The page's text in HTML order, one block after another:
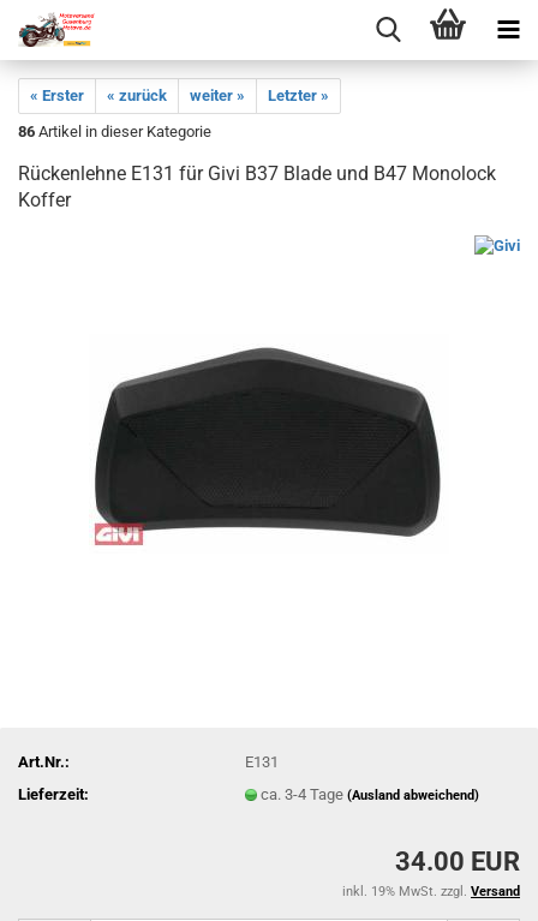
« Erster « zurück weiter »
Letzter »
86 Artikel in dieser Kategorie
Rückenlehne E131 für Givi B37 Blade und B47 Monolock
Koffer
Art.Nr.:
E131
Lieferzeit:
ca. 3-4 Tage(Ausland abweichend)
34.00 EUR
inkl. 19% MwSt. zzgl. Versand